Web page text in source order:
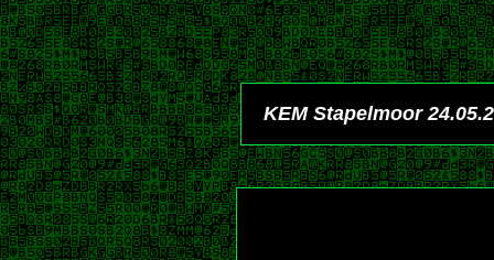
KEM Stapelmoor